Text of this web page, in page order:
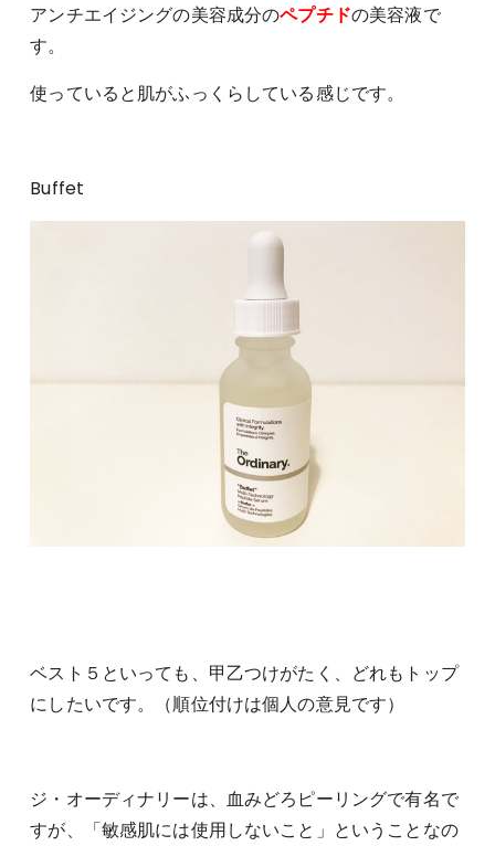
アンチエイジングの美容成分のペプチドの美容液で
す。
使っていると肌がふっくらしている感じです。
Buffet
ベスト５といっても、甲乙つけがたく、どれもトップ
にしたいです。（順位付けは個人の意見です）
ジ・オーディナリーは、血みどろピーリングで有名で
すが、「敏感肌には使用しないこと」ということなの